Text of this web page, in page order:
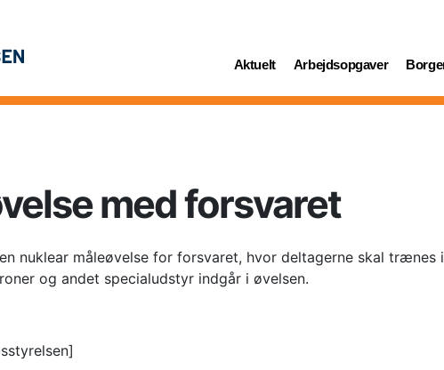
Aktuelt
(current) Arbejdsopgaver
(current)
med forsvaret
nuklear måleøvelse for forsvaret, hvor deltagerne skal
og andet specialudstyr indgår i øvelsen.